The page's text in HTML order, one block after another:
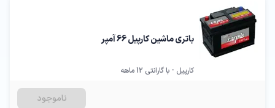
باتری ماشین کارپیل 66 آمپر
کارپیل - با گارانتی 12 ماهه
ناموجود